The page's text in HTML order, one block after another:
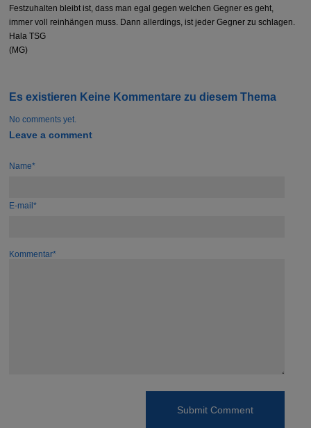
Festzuhalten bleibt ist, dass man egal gegen welchen Gegner es geht,
immer voll reinhängen muss. Dann allerdings, ist jeder Gegner zu schlagen.
Hala TSG
(MG)
Es existieren Keine Kommentare zu diesem Thema
No comments yet.
Leave a comment
Name*
E-mail*
Kommentar*